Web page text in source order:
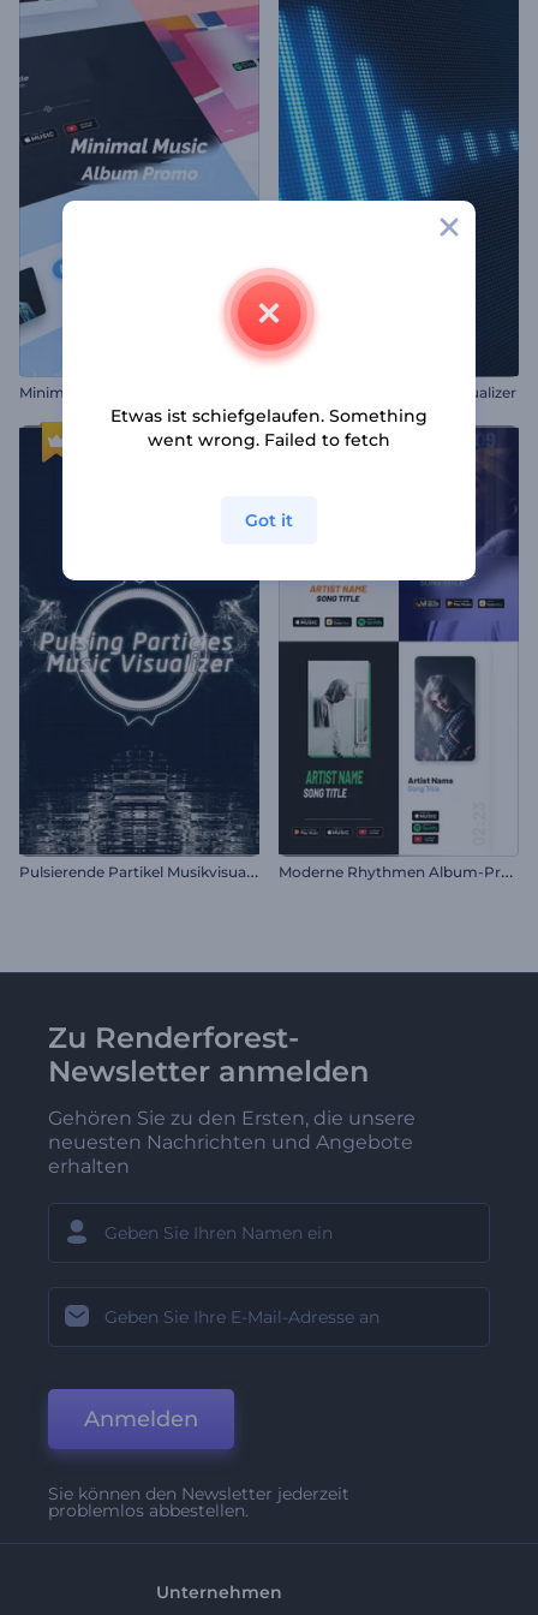
LCD-Bildschirm-Musik-Visualizer
P
ulsierende Partikel Musikvisualisierer M
oderne Rhythmen Album-Promo
Zu Renderforest-
Newsletter anmelden
Gehören Sie zu den Ersten, die unsere
neuesten Nachrichten und Angebote
erhalten
Anmelden
Sie können den Newsletter jederzeit
problemlos abbestellen.
Unternehmen
Etwas ist schiefgelaufen. Something
went wrong. Failed to fetch
Got it